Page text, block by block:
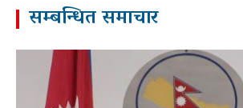
सम्बन्धित समाचार